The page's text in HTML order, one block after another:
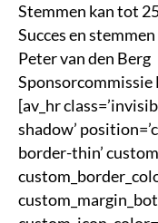
Stemmen kan tot
Succes en
Peter van den Berg
[av_hr
shadow’
border-thin’